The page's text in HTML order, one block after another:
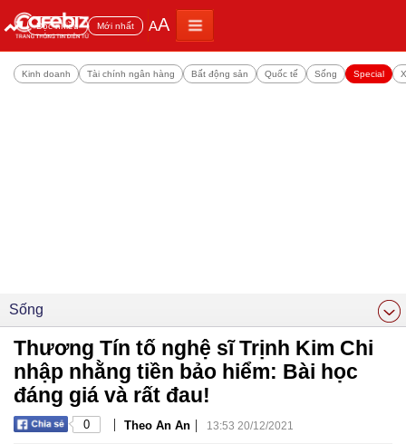
Đọc nhiều Mới nhất AA
Kinh doanh Tài chính ngân hàng Bất động sản Quốc tế Sống Special
Sống
Thương Tín tố nghệ sĩ Trịnh Kim Chi
nhập nhằng tiền bảo hiểm: Bài học
đáng giá và rất đau!
0 | Theo An An | 13:53 20/12/2021